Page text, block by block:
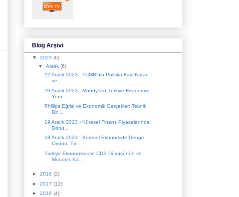
Blog Arşivi
▼ 2023 (6)
▼ Aralık (6)
22 Aralık 2023 - TCMB'nin Politika Faiz Kararı
ve ...
20 Aralık 2023 - Moody's'in Türkiye Ekonomisi
Yoru...
Phillips Eğrisi ve Ekonomik Gerçekler: Teknik
Bir ...
19 Aralık 2023 - Küresel Finans Piyasalarında
Dönü...
18 Aralık 2023 - Küresel Ekonomide Denge
Oyunu: Tü...
Türkiye Ekonomisi için CDS Düşüşünün ve
Moody's Ka...
► 2018 (2)
► 2017 (12)
► 2016 (4)